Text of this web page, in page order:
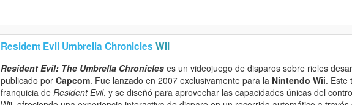
Resident Evil Umbrella Chronicles WII
Resident Evil: The Umbrella Chronicles es un videojuego de disparos sobre rieles
publicado por Capcom. Fue lanzado en 2007 exclusivamente para la Nintendo Wii. Este
franquicia de Resident Evil, y se diseñó para aprovechar las capacidades únicas del